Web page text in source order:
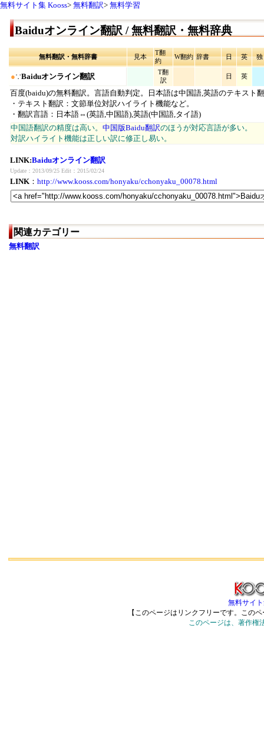
無料サイト集 Kooss> 無料翻訳> 無料学習
Baiduオンライン翻訳 / 無料翻訳・無料辞典
無料翻訳・無料辞書 見本
T翻
約
W翻約 辞書 日 英 独
●∵Baiduオンライン翻訳
T翻
訳
日 英
百度(baidu)の無料翻訳。言語自動判定。日本語は中国語,英語のテキスト
・テキスト翻訳：文節単位対訳ハイライト機能など。
・翻訳言語：日本語⇔(英語,中国語),英語(中国語,タイ語)
中国語翻訳の精度は高い。 中国版Baidu翻訳のほうが対応言語が多い。
対訳ハイライト機能は正しい訳に修正し易い。
LINK:Baiduオンライン翻訳
Update：2013/09/25 Edit：2015/02/24
LINK ： http://www.kooss.com/honyaku/cchonyaku_00078.html
関連カテゴリー
無料翻訳
無料サイ
【このページはリンクフリーです。この
このページは、著作権